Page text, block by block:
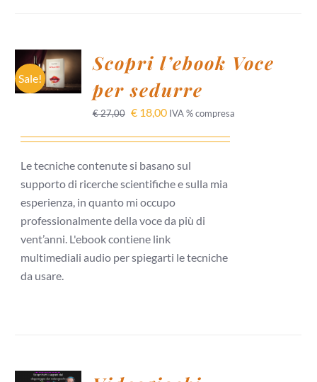
Sale!
AL
CARRELLO
/
Scopri l’ebook Voce
per sedurre
€27,00 €18,00 IVA % compresa
Le tecniche contenute si basano sul
supporto di ricerche scientifiche e sulla mia
esperienza, in quanto mi occupo
professionalmente della voce da più di
vent’anni. L'ebook contiene link
multimediali audio per spiegarti le tecniche
da usare.
AL